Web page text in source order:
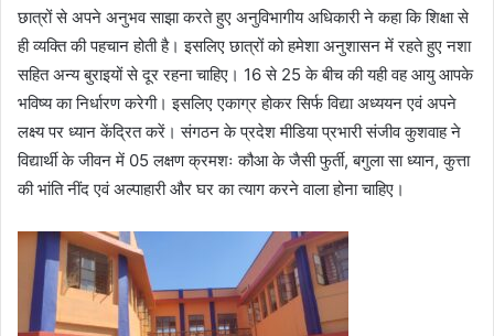
छात्रों से अपने अनुभव साझा करते हुए अनुविभागीय अधिकारी ने कहा कि शिक्षा से
ही व्यक्ति की पहचान होती है। इसलिए छात्रों को हमेशा अनुशासन में रहते हुए नशा
सहित अन्य बुराइयों से दूर रहना चाहिए। 16 से 25 के बीच की यही वह आयु आपके
भविष्य का निर्धारण करेगी। इसलिए एकाग्र होकर सिर्फ विद्या अध्ययन एवं अपने
लक्ष्य पर ध्यान केंद्रित करें। संगठन के प्रदेश मीडिया प्रभारी संजीव कुशवाह ने
विद्यार्थी के जीवन में 05 लक्षण क्रमशः कौआ के जैसी फुर्ती, बगुला सा ध्यान, कुत्ता
की भांति नींद एवं अल्पाहारी और घर का त्याग करने वाला होना चाहिए।